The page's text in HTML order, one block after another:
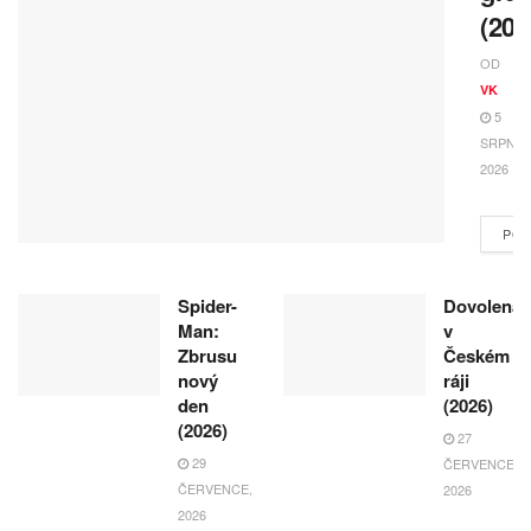
OD
VK
5
SRPNA,
2026
Spider-
Man:
Zbrusu
nový
den
(2026)
29
ČERVENCE,
2026
Dovolená
v
Českém
ráji
(2026)
27
ČERVENCE,
2026